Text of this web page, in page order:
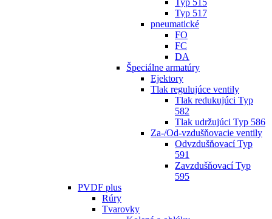
Typ 515
Typ 517
pneumatické
FO
FC
DA
Špeciálne armatúry
Ejektory
Tlak regulujúce ventily
Tlak redukujúci Typ
582
Tlak udržujúci Typ 586
Za-/Od-vzdušňovacie ventily
Odvzdušňovací Typ
591
Zavzdušňovací Typ
595
PVDF plus
Rúry
Tvarovky